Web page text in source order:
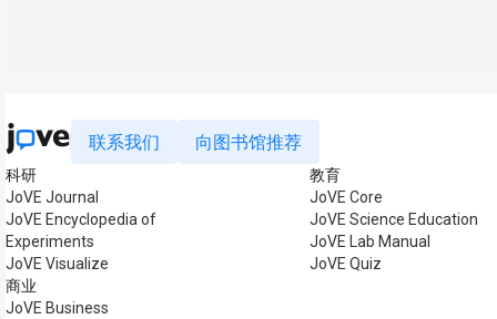
联系我们 向图书馆推荐
科研
JoVE Journal
JoVE Encyclopedia of
Experiments
JoVE Visualize
商业
JoVE Business
教育
JoVE Core
JoVE Science Education
JoVE Lab Manual
JoVE Quiz